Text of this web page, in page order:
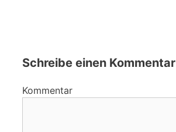
Schreibe einen Kommentar
Kommentar